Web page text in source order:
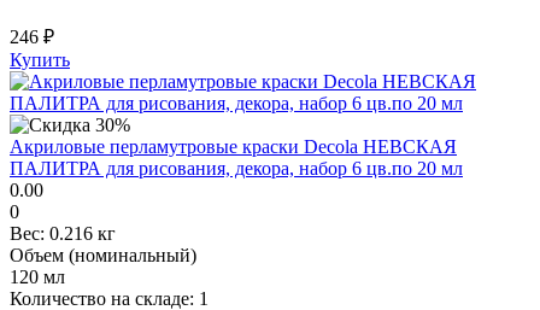
246 ₽
Купить
Акриловые перламутровые краски Decola НЕВСКАЯ
ПАЛИТРА для рисования, декора, набор 6 цв.по 20 мл
0.00
0
Вес: 0.216 кг
Объем (номинальный)
120 мл
Количество на складе: 1